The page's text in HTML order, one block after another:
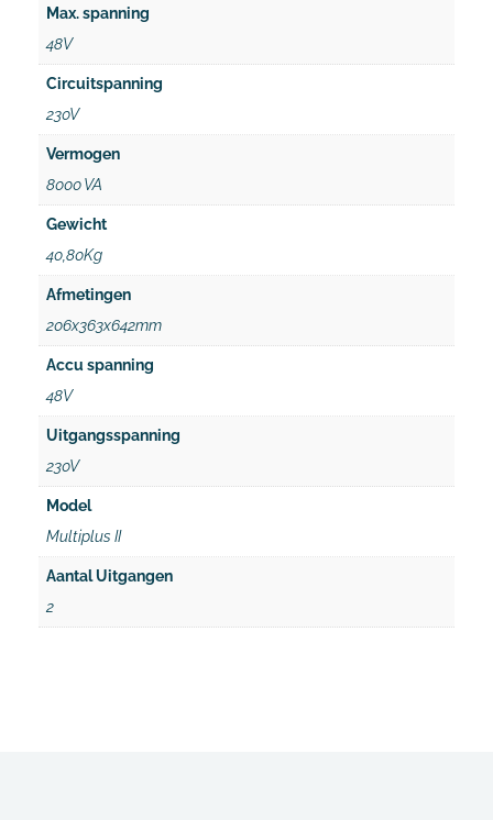
Max. spanning
48V
Circuitspanning
230V
Vermogen
8000 VA
Gewicht
40,80Kg
Afmetingen
206x363x642mm
Accu spanning
48V
Uitgangsspanning
230V
Model
Multiplus II
Aantal Uitgangen
2